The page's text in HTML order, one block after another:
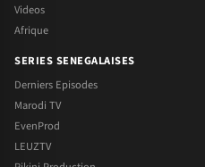
Videos
Afrique
SERIES SENEGALAISES
Derniers Episodes
Marodi TV
EvenProd
LEUZTV